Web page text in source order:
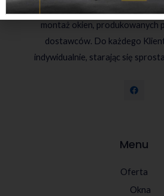
charakter utrzymujemy do tej pory.
montaż okien, produkowanych
dostawców. Do każdego
indywidualnie, starając się
Menu
Oferta
Okna